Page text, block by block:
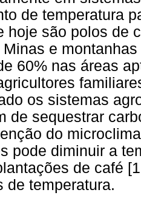
de temperatura
hoje são polos de
e
60% nas áreas
os sistemas
de sequestrar
do
pode diminuir a
de café
de temperatura.